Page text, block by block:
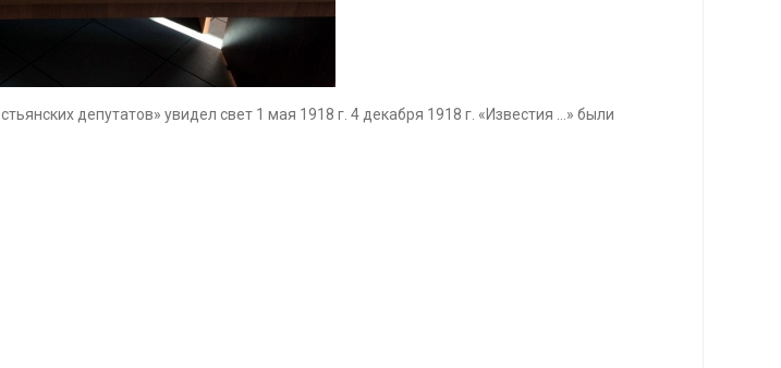
депутатов» увидел свет 1 мая 1918 г. 4 декабря 1918 г. «Известия …» были